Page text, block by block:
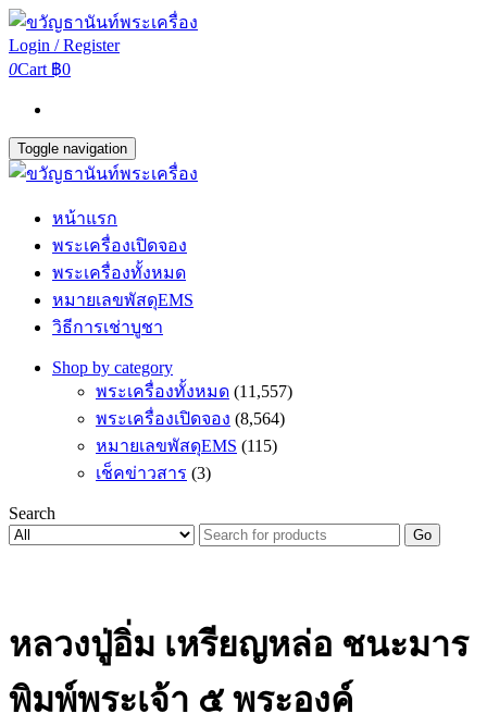
Login / Register
0Cart ฿0
Toggle navigation
หน้าแรก
พระเครื่องเปิดจอง
พระเครื่องทั้งหมด
หมายเลขพัสดุEMS
วิธีการเช่าบูชา
Shop by category
พระเครื่องทั้งหมด (11,557)
พระเครื่องเปิดจอง (8,564)
หมายเลขพัสดุEMS (115)
เช็คข่าวสาร (3)
Search
Go
หลวงปู่อิ่ม เหรียญหล่อ ชนะมาร
พิมพ์พระเจ้า ๕ พระองค์